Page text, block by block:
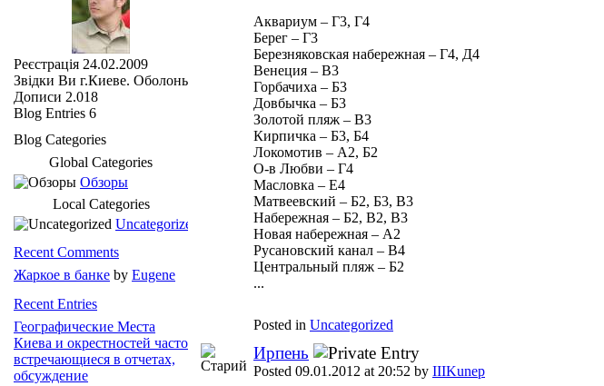
Аквариум – Г3, Г4
Берег – Г3
Березняковская набережная – Г4, Д4
Венеция – В3
Горбачиха – Б3
Довбычка – Б3
Золотой пляж – В3
Кирпичка – Б3, Б4
Локомотив – А2, Б2
О-в Любви – Г4
Масловка – Е4
Матвеевский – Б2, Б3, В3
Набережная – Б2, В2, В3
Новая набережная – А2
Русановский канал – В4
Центральный пляж – Б2
...
Posted in Uncategorized
Ирпень
Posted 09.01.2012 at 20:52 by IIIKunep
Реєстрація 24.02.2009
Звідки Ви г.Киеве. Оболонь
Дописи 2.018
Blog Entries 6
Blog Categories
Global Categories
Обзоры
Local Categories
Uncategorized
Recent Comments
Жаркое в банке by Eugene
Recent Entries
Географические Места
Киева и окрестностей часто
встречающиеся в отчетах,
обсуждение